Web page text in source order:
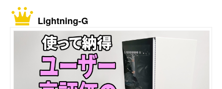
Lightning-G